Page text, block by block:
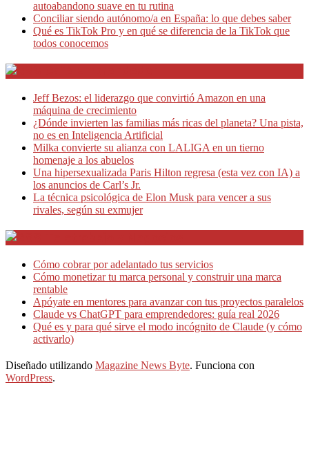
autoabandono suave en tu rutina
Conciliar siendo autónomo/a en España: lo que debes saber
Qué es TikTok Pro y en qué se diferencia de la TikTok que
todos conocemos
Jeff Bezos: el liderazgo que convirtió Amazon en una
máquina de crecimiento
¿Dónde invierten las familias más ricas del planeta? Una pista,
no es en Inteligencia Artificial
Milka convierte su alianza con LALIGA en un tierno
homenaje a los abuelos
Una hipersexualizada Paris Hilton regresa (esta vez con IA) a
los anuncios de Carl’s Jr.
La técnica psicológica de Elon Musk para vencer a sus
rivales, según su exmujer
Cómo cobrar por adelantado tus servicios
Cómo monetizar tu marca personal y construir una marca
rentable
Apóyate en mentores para avanzar con tus proyectos paralelos
Claude vs ChatGPT para emprendedores: guía real 2026
Qué es y para qué sirve el modo incógnito de Claude (y cómo
activarlo)
Diseñado utilizando Magazine News Byte. Funciona con
WordPress.